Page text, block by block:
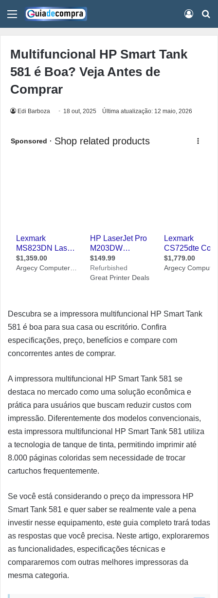
Menu
Multifuncional HP Smart Tank
581 é Boa? Veja Antes de
Comprar
Edi Barboza 18 out, 2025 Última atualização: 12 maio, 2026
Descubra se a impressora multifuncional HP Smart Tank
581 é boa para sua casa ou escritório. Confira
especificações, preço, benefícios e compare com
concorrentes antes de comprar.
A impressora multifuncional HP Smart Tank 581 se
destaca no mercado como uma solução econômica e
prática para usuários que buscam reduzir custos com
impressão. Diferentemente dos modelos convencionais,
esta impressora multifuncional HP Smart Tank 581 utiliza
a tecnologia de tanque de tinta, permitindo imprimir até
8.000 páginas coloridas sem necessidade de trocar
cartuchos frequentemente.
Se você está considerando o preço da impressora HP
Smart Tank 581 e quer saber se realmente vale a pena
investir nesse equipamento, este guia completo trará todas
as respostas que você precisa. Neste artigo, exploraremos
as funcionalidades, especificações técnicas e
compararemos com outras melhores impressoras da
mesma categoria.